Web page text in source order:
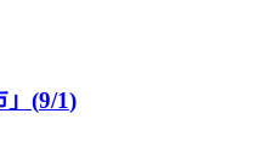
(9/1)